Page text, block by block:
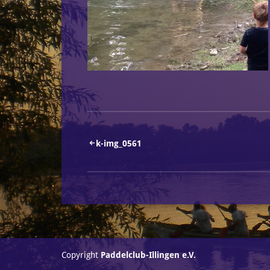
Beitragsnavigation
k-img_0561
Copyright Paddelclub-Illingen e.V.